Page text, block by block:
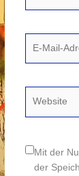
Mail-
Mit der
der